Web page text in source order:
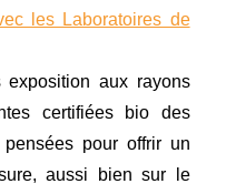
les Laboratoires de
exposition aux rayons
certifiées bio des
pour offrir un
aussi bien sur le